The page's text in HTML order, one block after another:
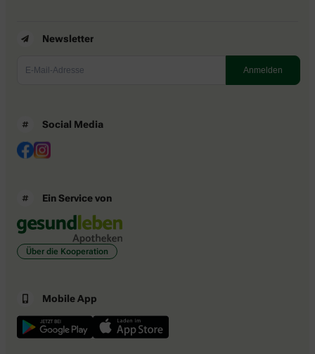
Newsletter
Social Media
Ein Service von
Über die Kooperation
Mobile App